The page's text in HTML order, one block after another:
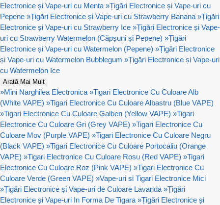
Electronice și Vape-uri cu Menta »Țigări Electronice și Vape-uri cu
Pepene »Țigări Electronice și Vape-uri cu Strawberry Banana »Țigări
Electronice și Vape-uri cu Strawberry Ice »Țigări Electronice și Vape-
uri cu Strawberry Watermelon (Căpșuni și Pepene) »Țigări
Electronice și Vape-uri cu Watermelon (Pepene) »Țigări Electronice
și Vape-uri cu Watermelon Bubblegum »Țigări Electronice și Vape-uri
cu Watermelon Ice
Arată Mai Mult
»Mini Narghilea Electronica »Tigari Electronice Cu Culoare Alb
(White VAPE) »Tigari Electronice Cu Culoare Albastru (Blue VAPE)
»Tigari Electronice Cu Culoare Galben (Yellow VAPE) »Tigari
Electronice Cu Culoare Gri (Grey VAPE) »Tigari Electronice Cu
Culoare Mov (Purple VAPE) »Tigari Electronice Cu Culoare Negru
(Black VAPE) »Tigari Electronice Cu Culoare Portocaliu (Orange
VAPE) »Tigari Electronice Cu Culoare Rosu (Red VAPE) »Tigari
Electronice Cu Culoare Roz (Pink VAPE) »Tigari Electronice Cu
Culoare Verde (Green VAPE) »Vape-uri si Tigari Electronice Mici
»Țigări Electronice și Vape-uri de Culoare Lavanda »Țigări
Electronice și Vape-uri In Forma De Tigara »Țigări Electronice și